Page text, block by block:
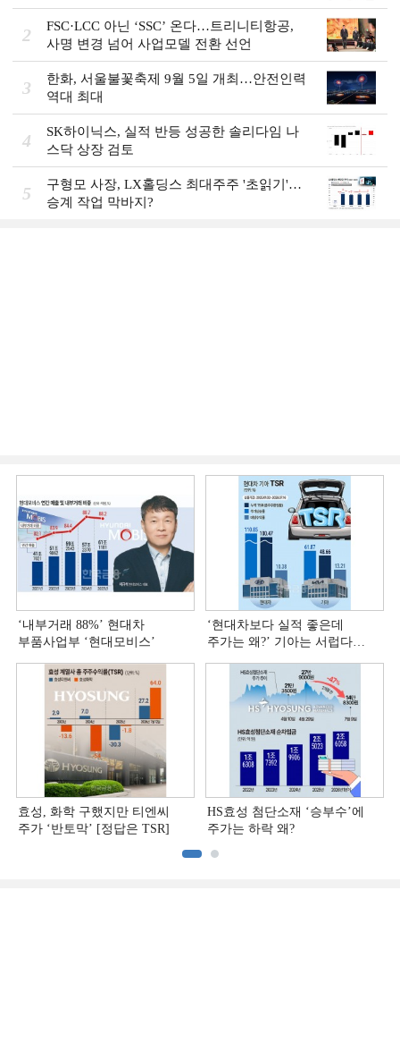
2
FSC·LCC 아닌 ‘SSC’ 온다…트리니티항공,
사명 변경 넘어 사업모델 전환 선언
3
한화, 서울불꽃축제 9월 5일 개최…안전인력
역대 최대
4
SK하이닉스, 실적 반등 성공한 솔리다임 나
스닥 상장 검토
5
구형모 사장, LX홀딩스 최대주주 '초읽기'…
승계 작업 막바지?
‘내부거래 88%ʼ 현대차
부품사업부 ‘현대모비스ʼ
‘현대차보다 실적 좋은데
주가는 왜?ʼ 기아는 서럽다
효성, 화학 구했지만 티엔씨
주가 ‘반토막’ [정답은 TSR]
HS효성 첨단소재 ‘승부수’에
주가는 하락 왜?